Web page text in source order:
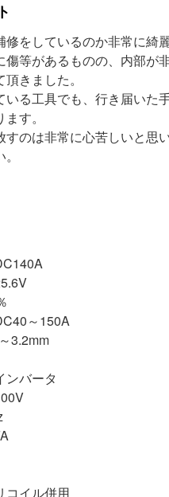
をしているのか非常に綺
傷等があるものの、内部が
きました。
いる工具でも、行き届いた
す。
すのは非常に心苦しいと思
～150A
3.2mm
バータ
コイル併用